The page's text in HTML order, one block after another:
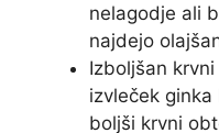
nelagodje ali
najdejo
Izboljšan
izvleček
boljši krvni